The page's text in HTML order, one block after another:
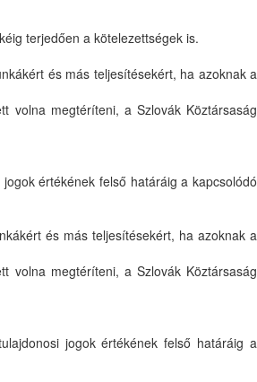
terjedően a kötelezettségek is.
és más teljesítésekért, ha azoknak a
volna megtéríteni, a Szlovák Köztársaság
értékének felső határáig a kapcsolódó
és más teljesítésekért, ha azoknak a
volna megtéríteni, a Szlovák Köztársaság
jogok értékének felső határáig a